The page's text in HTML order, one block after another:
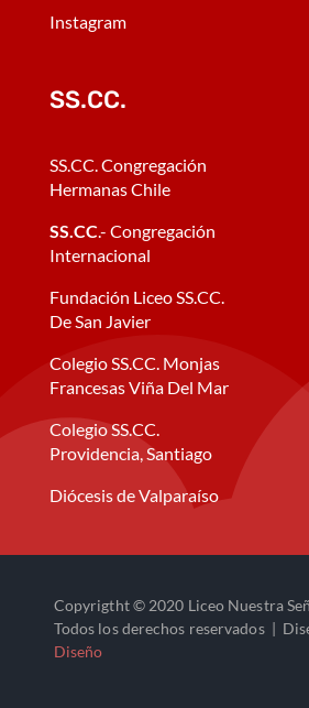
Instagram
SS.CC.
SS.CC. Congregación
Hermanas Chile
SS.CC.- Congregación
Internacional
Fundación Liceo SS.CC.
De San Javier
Colegio SS.CC. Monjas
Francesas Viña Del Mar
Colegio SS.CC.
Providencia, Santiago
Diócesis de Valparaíso
Copyrigtht © 2020 Liceo Nuestra
Todos los derechos reservados |
Diseño